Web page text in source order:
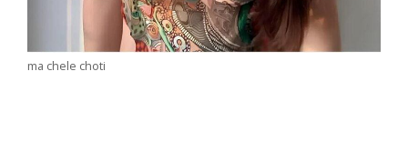
ma chele choti